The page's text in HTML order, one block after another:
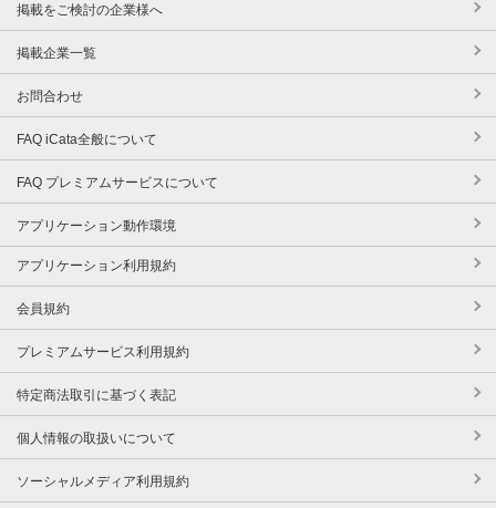
掲載をご検討の企業様へ
掲載企業一覧
お問合わせ
FAQ iCata全般について
FAQ プレミアムサービスについて
アプリケーション動作環境
アプリケーション利用規約
会員規約
プレミアムサービス利用規約
特定商法取引に基づく表記
個人情報の取扱いについて
ソーシャルメディア利用規約